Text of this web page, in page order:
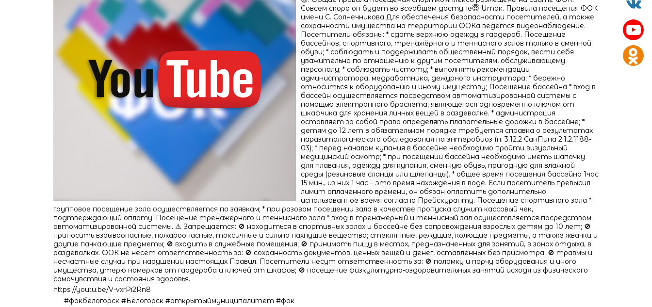
Совсем скоро он будет во всеобщем доступе😇 Итак. Правила посещения ФОК
имени С. Солнечникова Для обеспечения безопасности посетителей, а также
сохранности имущества на территории ФОКа ведется видеонаблюдение.
Посетители обязаны: * сдать верхнюю одежду в гардероб. Посещение
бассейнов, спортивного, тренажёрного и теннисного залов только в сменной
обуви; * соблюдать и поддерживать общественный порядок, вести себя
уважительно по отношению к другим посетителям, обслуживающему
персоналу; * соблюдать чистоту; * выполнять рекомендации
администратора, медработника, дежурного инструктора; * бережно
относиться к оборудованию и иному имуществу; Посещение бассейна * вход в
бассейн осуществляется посредством автоматизированной системы с
помощью электронного браслета, являющегося одновременно ключом от
шкафчика для хранения личных вещей в раздевалке. * администрация
оставляет за собой право определять плавательные дорожки в бассейне; *
детям до 12 лет в обязательном порядке требуется справка о результатах
паразитологического обследования на энтеробиоз (п. 3.12.2 СанПина 2.1.2.1188-
03); * перед началом купания в бассейне необходимо пройти визуальный
медицинский осмотр; * при посещении бассейна необходимо иметь шапочку
для плавания, одежду для купания, сменную обувь, пригодную для влажной
среды (резиновые сланцы или шлепанцы). * общее время посещения бассейна 1час
15 мин., из них 1 час – это время нахождения в воде. Если посетитель превысил
лимит оплаченного времени, он обязан оплатить дополнительно
использованное время согласно Прейскуранту. Посещение спортивного зала *
групповое посещение зала осуществляется по заявкам; * при разовом посещении зала в качестве пропуска служит кассовый чек,
подтверждающий оплату. Посещение тренажёрного и теннисного зала * вход в тренажёрный и теннисный зал осуществляется посредством
автоматизированной системы. ⚠ Запрещается: 🚫 находиться в спортивных залах и бассейне без сопровождения взрослых детям до 10 лет; 🚫
приносить взрывоопасные, пожароопасные, токсичные и сильно пахнущие вещества; стеклянные, режущие, колющие предметы, а также жвачки и
другие пачкающие предметы; 🚫 входить в служебные помещения; 🚫 принимать пищу в местах, предназначенных для занятий, в зонах отдыха, в
раздевалках. ФОК не несёт ответственность за: 🚫 сохранность документов, ценных вещей и денег, оставленных без присмотра; 🚫 травмы и
несчастные случаи при нарушении настоящих Правил. Посетители несут ответственность за: 🚫 поломку и порчу оборудования и иного
имущества, утерю номерков от гардероба и ключей от шкафов; 🚫 посещение физкультурно-оздоровительных занятий исходя из физического
самочувствия и состояния здоровья.
https://youtu.be/V-vxrPi2Rn8
#фокбелогорск #Белогорск #открытыймуниципалитет #фок